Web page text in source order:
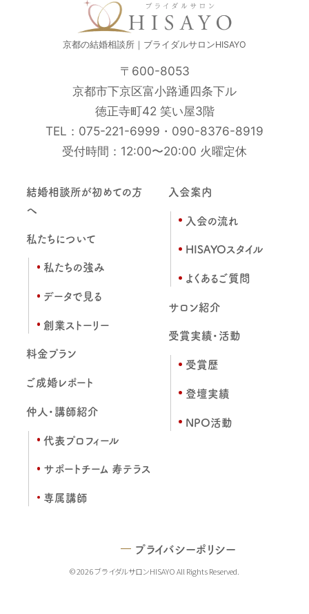
京都の結婚相談所｜ブライダルサロンHISAYO
〒600-8053
京都市下京区富小路通四条下ル
徳正寺町42 笑い屋3階
TEL： 075-221-6999 ・ 090-8376-8919
受付時間：12:00〜20:00 火曜定休
結婚相談所が初めての方
へ
私たちについて
私たちの強み
データで見る
創業ストーリー
料金プラン
ご成婚レポート
仲人・講師紹介
代表プロフィール
サポートチーム 寿テラス
専属講師
入会案内
入会の流れ
HISAYOスタイル
よくあるご質問
サロン紹介
受賞実績・活動
受賞歴
登壇実績
NPO活動
プライバシーポリシー
© 2026 ブライダルサロンHISAYO All Rights Reserved.